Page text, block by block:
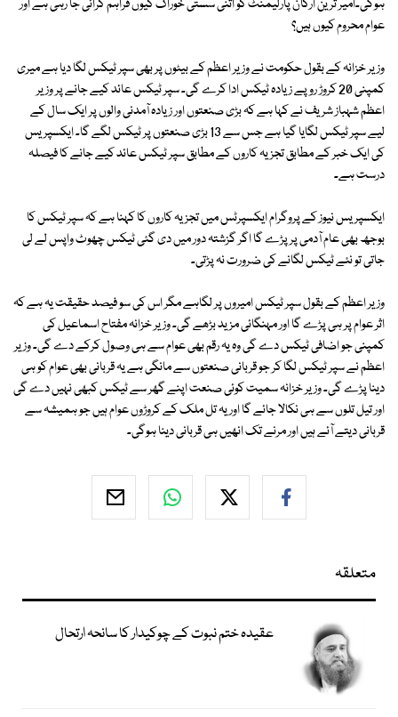
ہوگی۔امیر ترین ارکان پارلیمنٹ کو اتنی سستی خوراک کیوں فراہم کرائی جا رہی ہے اور
عوام محروم کیوں ہیں؟
وزیر خزانہ کے بقول حکومت نے وزیر اعظم کے بیٹوں پر بھی سپر ٹیکس لگا دیا ہے میری
کمپنی 20 کروڑ روپے زیادہ ٹیکس ادا کرے گی۔ سپر ٹیکس عائد کیے جانے پر وزیر
اعظم شہباز شریف نے کہا ہے کہ بڑی صنعتوں اور زیادہ آمدنی والوں پر ایک سال کے
لیے سپر ٹیکس لگایا گیا ہے جس سے 13 بڑی صنعتوں پر ٹیکس لگے گا۔ ایکسپریس
کی ایک خبر کے مطابق تجزیہ کاروں کے مطابق سپر ٹیکس عائد کیے جانے کا فیصلہ
درست ہے۔
ایکسپریس نیوز کے پروگرام ایکسپرٹس میں تجزیہ کاروں کا کہنا ہے کہ سپر ٹیکس کا
بوجھ بھی عام آدمی پر پڑے گا اگر گزشتہ دور میں دی گئی ٹیکس چھوٹ واپس لے لی
جاتی تو نئے ٹیکس لگانے کی ضرورت نہ پڑتی۔
وزیر اعظم کے بقول سپر ٹیکس امیروں پر لگاہے مگر اس کی سو فیصد حقیقت یہ ہے کہ
اثر عوام پر ہی پڑے گا اور مہنگائی مزید بڑھے گی۔ وزیر خزانہ مفتاح اسماعیل کی
کمپنی جو اضافی ٹیکس دے گی وہ یہ رقم بھی عوام سے ہی وصول کرکے دے گی۔ وزیر
اعظم نے سپر ٹیکس لگا کر جو قربانی صنعتوں سے مانگی ہے یہ قربانی بھی عوام کو ہی
دینا پڑے گی۔ وزیر خزانہ سمیت کوئی صنعت اپنے گھر سے ٹیکس کبھی نہیں دے گی
اور تیل تلوں سے ہی نکالا جائے گا اور یہ تل ملک کے کروڑوں عوام ہیں جو ہمیشہ سے
قربانی دیتے آئے ہیں اور مرنے تک انھیں ہی قربانی دینا ہوگی۔
متعلقہ
عقیدہ ختم نبوت کے چوکیدار کا سانحہ ارتحال